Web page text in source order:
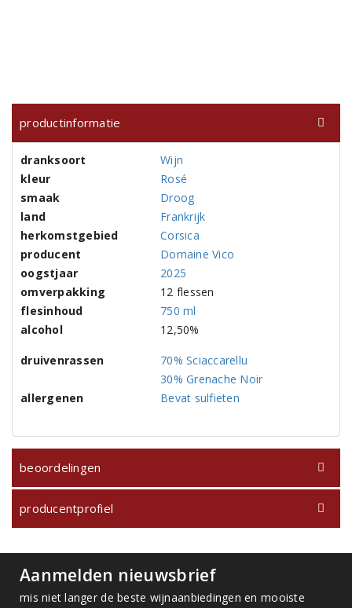
productinformatie
dranksoort
Wijn
kleur
Rosé
smaak
Droog
land
Frankrijk
herkomstgebied
Corsica
producent
Domaine Vico
oogstjaar
2025
omverpakking
12 flessen
flesinhoud
750 ml
alcohol
12,50%
druivenrassen
70% Sciaccarellu
30% Grenache Noir
allergenen
Bevat sulfieten
beoordelingen
producentprofiel
Aanmelden nieuwsbrief
mis niet langer de beste wijnaanbiedingen en mooiste